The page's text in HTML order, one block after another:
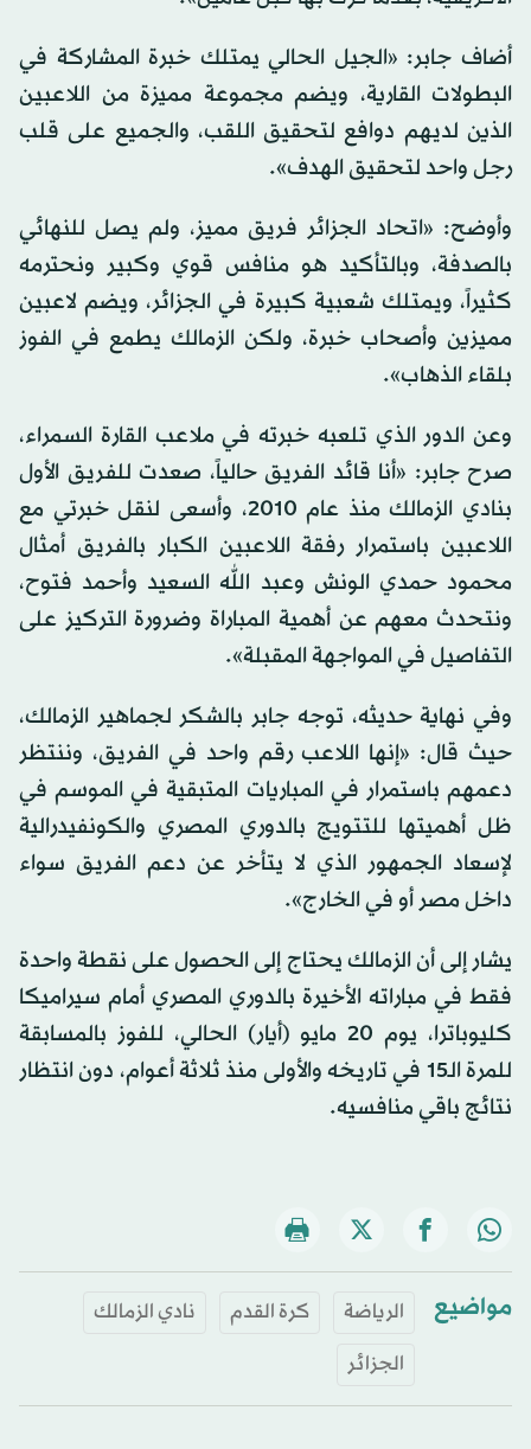
أضاف جابر: «الجيل الحالي يمتلك خبرة المشاركة في
البطولات القارية، ويضم مجموعة مميزة من اللاعبين
الذين لديهم دوافع لتحقيق اللقب، والجميع على قلب
رجل واحد لتحقيق الهدف».
وأوضح: «اتحاد الجزائر فريق مميز، ولم يصل للنهائي
بالصدفة، وبالتأكيد هو منافس قوي وكبير ونحترمه
كثيراً، ويمتلك شعبية كبيرة في الجزائر، ويضم لاعبين
مميزين وأصحاب خبرة، ولكن الزمالك يطمع في الفوز
بلقاء الذهاب».
وعن الدور الذي تلعبه خبرته في ملاعب القارة السمراء،
صرح جابر: «أنا قائد الفريق حالياً، صعدت للفريق الأول
بنادي الزمالك منذ عام 2010، وأسعى لنقل خبرتي مع
اللاعبين باستمرار رفقة اللاعبين الكبار بالفريق أمثال
محمود حمدي الونش وعبد الله السعيد وأحمد فتوح،
ونتحدث معهم عن أهمية المباراة وضرورة التركيز على
التفاصيل في المواجهة المقبلة».
وفي نهاية حديثه، توجه جابر بالشكر لجماهير الزمالك،
حيث قال: «إنها اللاعب رقم واحد في الفريق، وننتظر
دعمهم باستمرار في المباريات المتبقية في الموسم في
ظل أهميتها للتتويج بالدوري المصري والكونفيدرالية
لإسعاد الجمهور الذي لا يتأخر عن دعم الفريق سواء
داخل مصر أو في الخارج».
يشار إلى أن الزمالك يحتاج إلى الحصول على نقطة واحدة
فقط في مباراته الأخيرة بالدوري المصري أمام سيراميكا
كليوباترا، يوم 20 مايو (أيار) الحالي، للفوز بالمسابقة
للمرة الـ15 في تاريخه والأولى منذ ثلاثة أعوام، دون انتظار
نتائج باقي منافسيه.
مواضيع الرياضة كرة القدم
نادي الزمالك
الجزائر